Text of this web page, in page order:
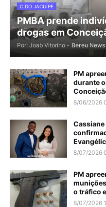
C.DO JACUÍPE
PMBA prende
drogas em
Por: Joab Vitorino - Bereu News
PM
durante
8/06/2026
Cassiane
8/07/2026
PM
o tráfico
8/07/2026